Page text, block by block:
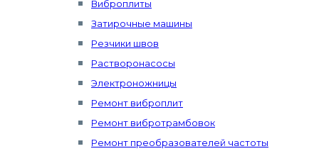
Виброплиты
Затирочные машины
Резчики швов
Растворонасосы
Электроножницы
Ремонт виброплит
Ремонт вибротрамбовок
Ремонт преобразователей частоты